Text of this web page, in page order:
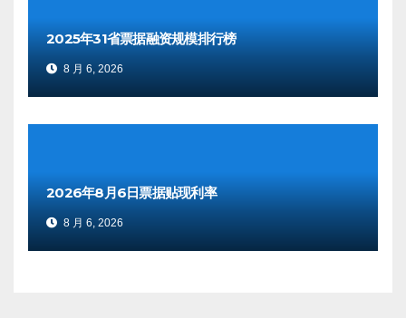
2025年31省票据融资规模排行榜
8 月 6, 2026
2026年8月6日票据贴现利率
8 月 6, 2026